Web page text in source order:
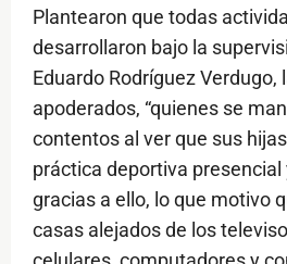
Plantearon que todas
desarrollaron bajo la
Eduardo Rodríguez Verdugo,
apoderados, “quienes se
contentos al ver que sus
práctica deportiva presencial
gracias a ello, lo que motivo
casas alejados de los